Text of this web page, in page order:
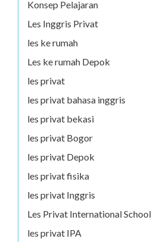
Konsep Pelajaran
Les Inggris Privat
les ke rumah
Les ke rumah Depok
les privat
les privat bahasa inggris
les privat bekasi
les privat Bogor
les privat Depok
les privat fisika
les privat Inggris
Les Privat International School
les privat IPA